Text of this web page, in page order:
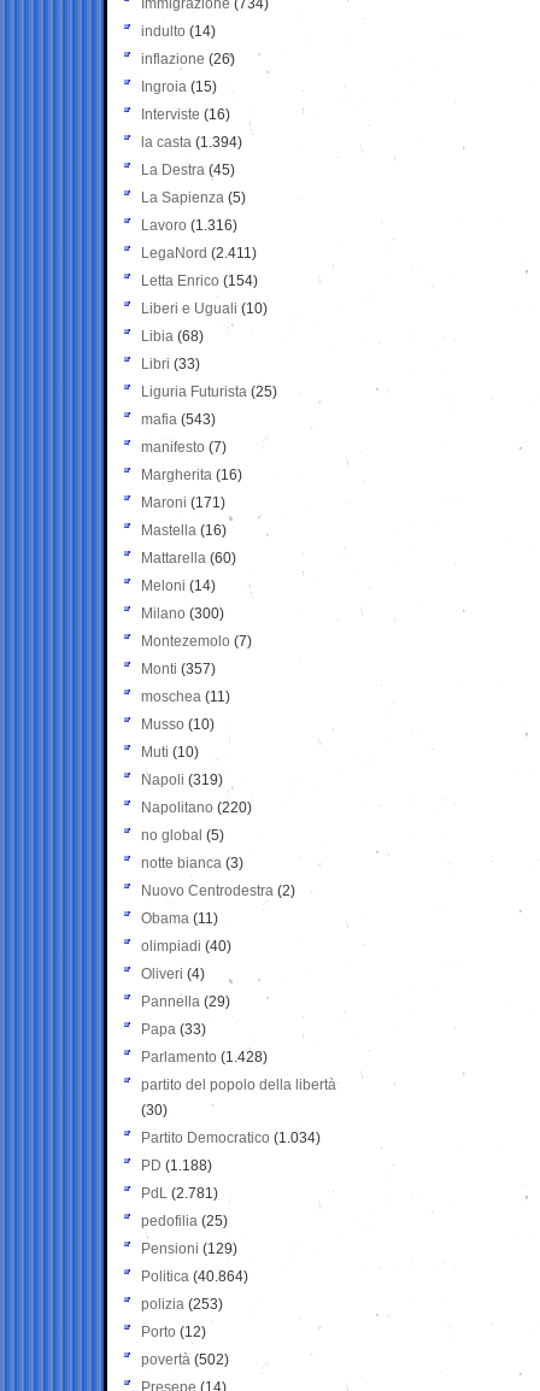
Immigrazione (734)
indulto (14)
inflazione (26)
Ingroia (15)
Interviste (16)
la casta (1.394)
La Destra (45)
La Sapienza (5)
Lavoro (1.316)
LegaNord (2.411)
Letta Enrico (154)
Liberi e Uguali (10)
Libia (68)
Libri (33)
Liguria Futurista (25)
mafia (543)
manifesto (7)
Margherita (16)
Maroni (171)
Mastella (16)
Mattarella (60)
Meloni (14)
Milano (300)
Montezemolo (7)
Monti (357)
moschea (11)
Musso (10)
Muti (10)
Napoli (319)
Napolitano (220)
no global (5)
notte bianca (3)
Nuovo Centrodestra (2)
Obama (11)
olimpiadi (40)
Oliveri (4)
Pannella (29)
Papa (33)
Parlamento (1.428)
partito del popolo della libertà
(30)
Partito Democratico (1.034)
PD (1.188)
PdL (2.781)
pedofilia (25)
Pensioni (129)
Politica (40.864)
polizia (253)
Porto (12)
povertà (502)
Presepe (14)